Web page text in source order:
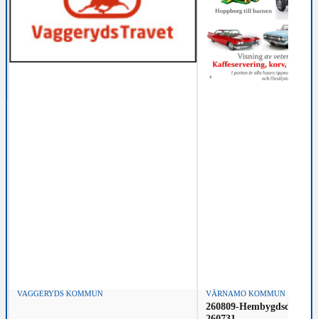
VAGGERYDS KOMMUN VÄRNAMO KOMMUN
260809-Hembygdsdag-i-